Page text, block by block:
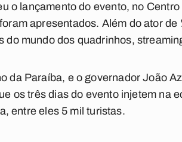
o lançamento do evento, no
apresentados. Além do ator
do mundo dos quadrinhos,
da Paraíba, e o governador João
os três dias do evento injetem na
entre eles 5 mil turistas.